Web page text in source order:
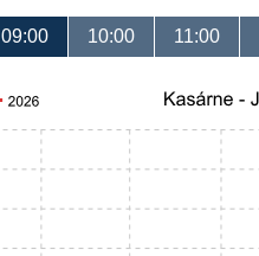
09:00 10:00 11:00